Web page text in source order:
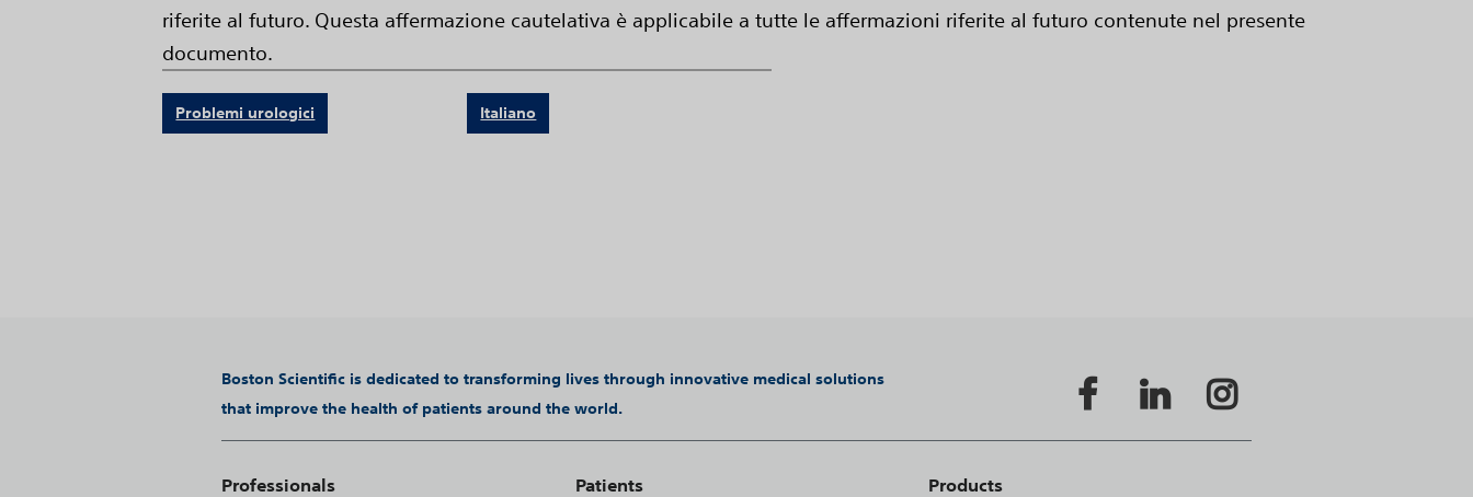
riferite al futuro. Questa affermazione cautelativa è applicabile a tutte le affermazioni riferite al futuro contenute nel presente
documento.
Problemi urologici Italiano
Boston Scientific is dedicated to transforming lives through innovative medical solutions
that improve the health of patients around the world.
Professionals Patients Products